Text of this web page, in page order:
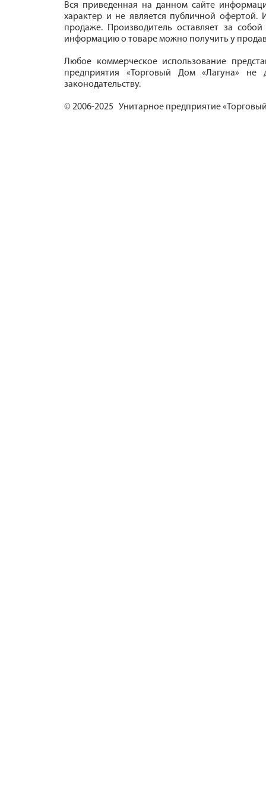
Вся приведенная на данном сайте
характер и не является публичной офертой.
продаже. Производитель оставляет за
информацию о товаре можно получить у
Любое коммерческое использование
предприятия «Торговый Дом «Лагуна» не
законодательству.
© 2006-2025 Унитарное предприятие